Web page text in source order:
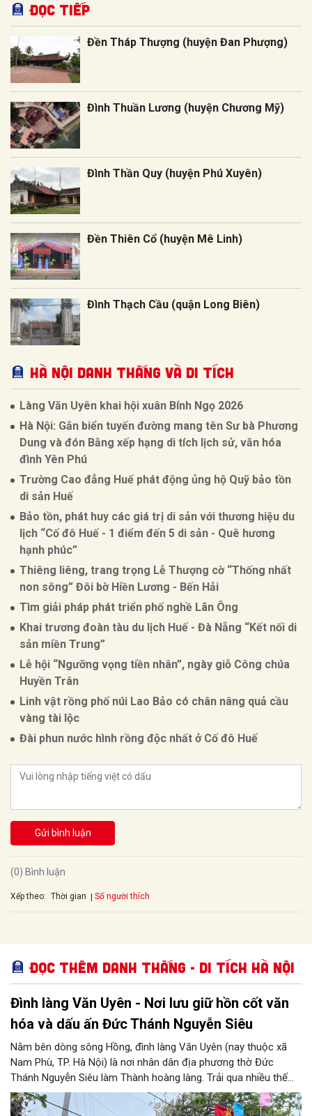
Đọc tiếp
Đền Tháp Thượng (huyện Đan Phượng)
Đình Thuần Lương (huyện Chương Mỹ)
Đình Thần Quy (huyện Phú Xuyên)
Đền Thiên Cổ (huyện Mê Linh)
Đình Thạch Cầu (quận Long Biên)
Hà Nội Danh thắng và Di tích
Làng Văn Uyên khai hội xuân Bính Ngọ 2026
Hà Nội: Gắn biển tuyến đường mang tên Sư bà Phương
Dung và đón Bằng xếp hạng di tích lịch sử, văn hóa
đình Yên Phú
Trường Cao đẳng Huế phát động ủng hộ Quỹ bảo tồn
di sản Huế
Bảo tồn, phát huy các giá trị di sản với thương hiệu du
lịch “Cố đô Huế - 1 điểm đến 5 di sản - Quê hương
hạnh phúc”
Thiêng liêng, trang trọng Lễ Thượng cờ “Thống nhất
non sông” Đôi bờ Hiền Lương - Bến Hải
Tìm giải pháp phát triển phố nghề Lãn Ông
Khai trương đoàn tàu du lịch Huế - Đà Nẵng “Kết nối di
sản miền Trung”
Lễ hội “Ngưỡng vọng tiền nhân”, ngày giỗ Công chúa
Huyền Trân
Linh vật rồng phố núi Lao Bảo có chân nâng quả cầu
vàng tài lộc
Đài phun nước hình rồng độc nhất ở Cố đô Huế
Gửi bình luận
(0) Bình luận
Xếp theo: Thời gian Số người thích
Đọc thêm Danh thắng - Di tích Hà Nội
Đình làng Văn Uyên - Nơi lưu giữ hồn cốt văn
hóa và dấu ấn Đức Thánh Nguyễn Siêu
Nằm bên dòng sông Hồng, đình làng Văn Uyên (nay thuộc xã
Nam Phù, TP. Hà Nội) là nơi nhân dân địa phương thờ Đức
Thánh Nguyễn Siêu làm Thành hoàng làng. Trải qua nhiều thế
hệ, ngôi đình không chỉ là không gian sinh hoạt tín ngưỡng của
cộng đồng dân cư mà còn lưu giữ nhiều giá trị lịch sử, văn hóa.